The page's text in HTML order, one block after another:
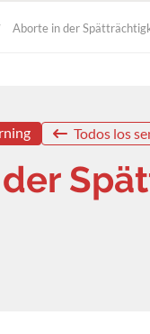
Aborte in der
Todos los